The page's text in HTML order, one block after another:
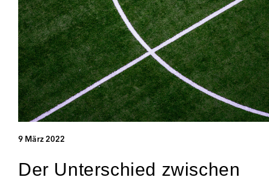
9 März 2022
Der Unterschied zwischen